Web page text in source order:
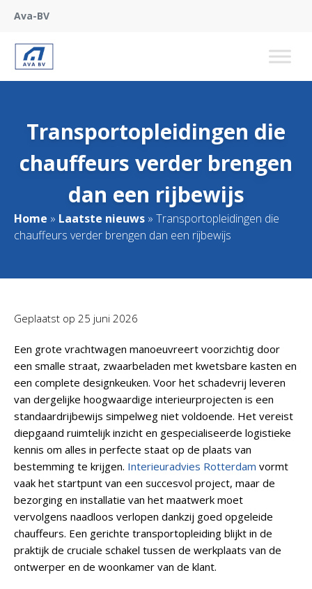
Ava-BV
Transportopleidingen die
chauffeurs verder brengen
dan een rijbewijs
Home » Laatste nieuws » Transportopleidingen die
chauffeurs verder brengen dan een rijbewijs
Geplaatst op 25 juni 2026
Een grote vrachtwagen manoeuvreert voorzichtig door
een smalle straat, zwaarbeladen met kwetsbare kasten en
een complete designkeuken. Voor het schadevrij leveren
van dergelijke hoogwaardige interieurprojecten is een
standaardrijbewijs simpelweg niet voldoende. Het vereist
diepgaand ruimtelijk inzicht en gespecialiseerde logistieke
kennis om alles in perfecte staat op de plaats van
bestemming te krijgen. Interieuradvies Rotterdam vormt
vaak het startpunt van een succesvol project, maar de
bezorging en installatie van het maatwerk moet
vervolgens naadloos verlopen dankzij goed opgeleide
chauffeurs. Een gerichte transportopleiding blijkt in de
praktijk de cruciale schakel tussen de werkplaats van de
ontwerper en de woonkamer van de klant.